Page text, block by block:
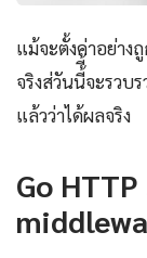
แม้จะตั้งค่าอย่าง
จริงส่วันนี้ี้จะรว
แล้วว่าได้ผลจริง
Go